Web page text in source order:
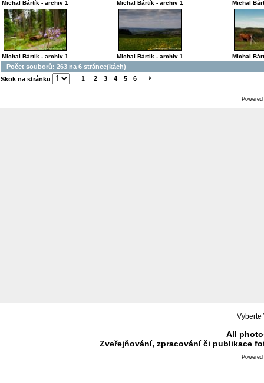
Michal Bártík - archiv 1 Michal Bártík - archiv 1 Michal
Michal Bártík - archiv 1 Michal Bártík - archiv 1 Michal
Počet souborů: 263 na 6 stránce(kách)
Skok na stránku
1 2 3 4 5 6
Vyberte
All
Zveřejňování, zpracování či publikace